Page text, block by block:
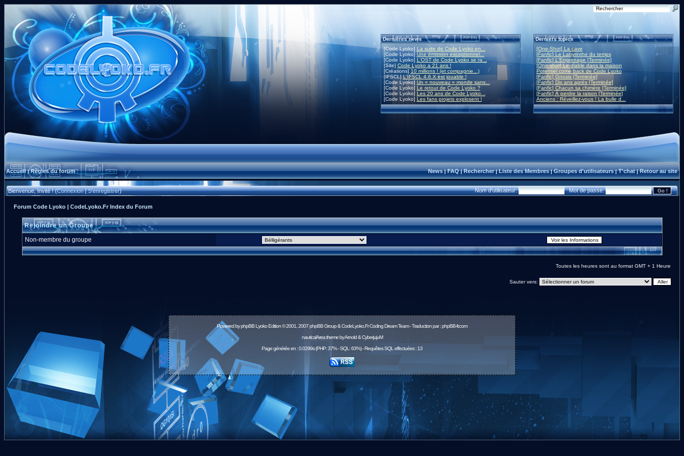
Dernières news
[Code Lyoko] La suite de Code Lyoko en...
[Code Lyoko]Une émission exceptionnel...
[Code Lyoko] L'OST de Code Lyoko se ra...
[Site] Code Lyoko a 21 ans !
[Créations] 10 millions ! (et compagnie...)
[IFSCL]L'IFSCL 4.6.X est jouable !
[Code Lyoko] Un « nouveau » monde sans...
[Code Lyoko] Le retour de Code Lyoko ?
[Code Lyoko] Les 20 ans de Code Lyoko...
[Code Lyoko] Les fans projets explosent !
Derniers topics
[One-Shot] La cave
[Fanfic] Le Labyrinthe du temps
[Fanfic] L'Engrenage [Terminée]
[One-shot] Le diable dans la maison
Potentiel come back de Code Lyoko
[Fanfic] Gnosis [Terminée]
[Fanfic] Dix ans après [Terminée]
[Fanfic] Chacun sa chimère [Terminée]
[Fanfic] À perdre la raison [Terminée]
Anciens : Réveillez-vous ! La bulle d...
Accueil|Règles du forum News|FAQ|Rechercher|Liste des Membres|Groupes d'utilisateurs|T'chat|Retour au site
Bienvenue, Invité ! (Connexion|S'enregistrer) Nom d'utilisateur: Mot de passe:
Forum Code Lyoko | CodeLyoko.Fr Index du Forum
Rejoindre un Groupe
Non-membre du groupe
Toutes les heures sont au format GMT + 1 Heure
Sauter vers:
Powered byphpBBLyoko Edition © 2001, 2007 phpBB Group & CodeLyoko.Fr Coding Dream Team - Traduction par :phpBB-fr.com
nauticalArea theme by Arnold & CyberjujuM
Page générée en : 0.0299s (PHP: 37% - SQL: 63%) - Requêtes SQL effectuées : 13